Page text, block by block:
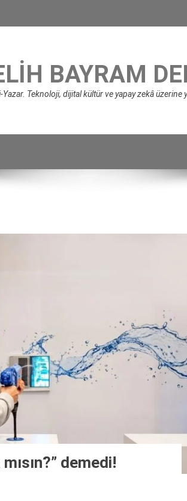
BAYRAM
Yazar. Teknoloji, dijital kültür ve yapay zekâ üzerine
demedi!